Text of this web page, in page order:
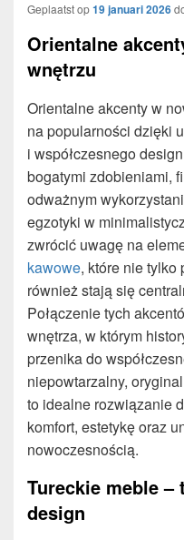
Geplaatst op19 januari 2026
Orientalne
wnętrzu
Orientalne akcenty w
na popularności dzięki
i współczesnego
bogatymi zdobieniami,
odważnym
egzotyki w
zwrócić uwagę na
kawowe, które nie tylko
również stają się
Połączenie tych
wnętrza, w którym
przenika do
niepowtarzalny,
to idealne rozwiązanie
komfort, estetykę oraz
nowoczesnością.
Tureckie meble
design